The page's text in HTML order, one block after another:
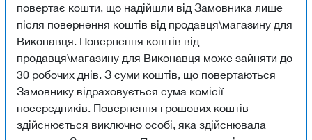
повертає кошти, що надійшли від Замовника лише
після повернення коштів від продавця\магазину для
Виконавця. Повернення коштів від
продавця\магазину для Виконавця може зайняти до
30 робочих днів. З суми коштів, що повертаються
Замовнику відраховується сума комісії
посередників. Повернення грошових коштів
здійснюється виключно особі, яка здійснювала